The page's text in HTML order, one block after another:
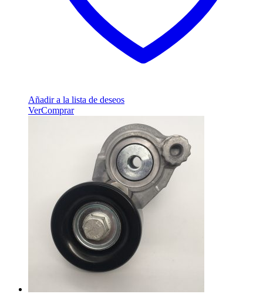
Añadir a la lista de deseos
VerComprar